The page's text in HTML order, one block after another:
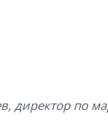
директор по